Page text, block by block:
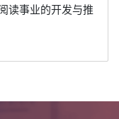
读事业的开发与推